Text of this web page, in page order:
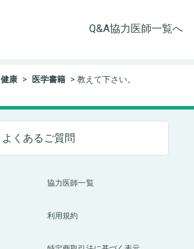
Q&A協力医師一覧へ
健康 医学書籍 教えて下さい。
よくあるご質問
協力医師一覧
利用規約